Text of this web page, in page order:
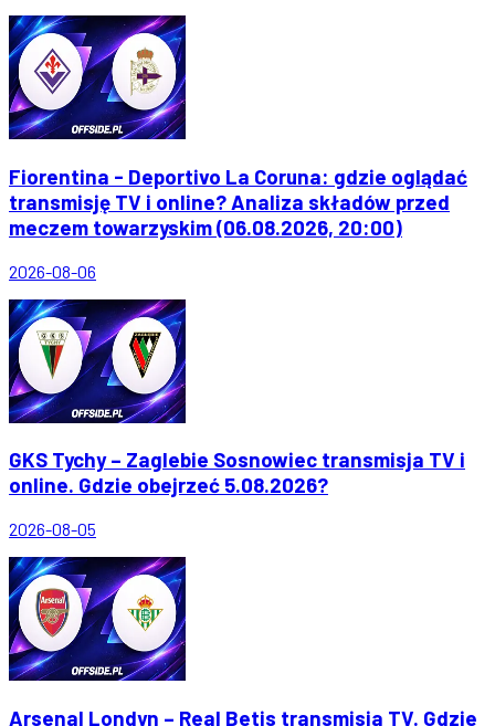
Fiorentina - Deportivo La Coruna: gdzie oglądać
transmisję TV i online? Analiza składów przed
meczem towarzyskim (06.08.2026, 20:00)
2026-08-06
GKS Tychy – Zaglebie Sosnowiec transmisja TV i
online. Gdzie obejrzeć 5.08.2026?
2026-08-05
Arsenal Londyn – Real Betis transmisja TV. Gdzie